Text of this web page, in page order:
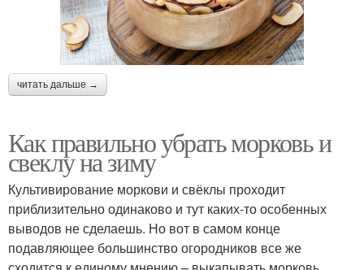
читать дальше →
Как правильно убрать морковь и
свеклу на зиму
Культивирование моркови и свёклы проходит
приблизительно одинаково и тут каких-то особенных
выводов не сделаешь. Но вот в самом конце
подавляющее большинство огородников все же